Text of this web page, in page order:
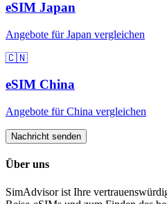
eSIM Japan
Angebote fürJapan vergleichen
🇨🇳
eSIM China
Angebote fürChina vergleichen
Nachricht senden
Über uns
SimAdvisor ist Ihre